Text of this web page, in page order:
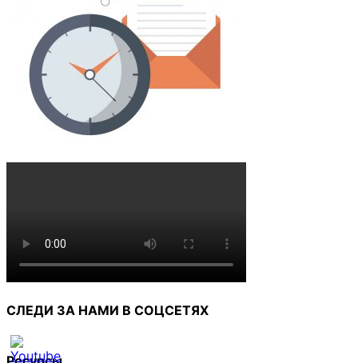
СЛЕДИ ЗА НАМИ В СОЦСЕТЯХ